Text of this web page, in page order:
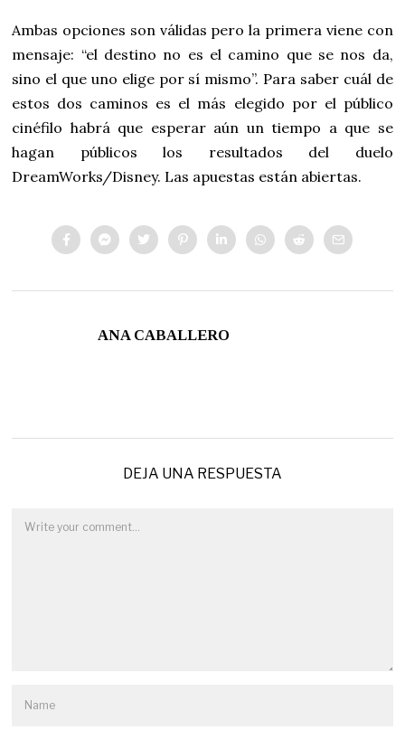
Ambas opciones son válidas pero la primera viene con
mensaje: “el destino no es el camino que se nos da,
sino el que uno elige por sí mismo”. Para saber cuál de
estos dos caminos es el más elegido por el público
cinéfilo habrá que esperar aún un tiempo a que se
hagan públicos los resultados del duelo
DreamWorks/Disney. Las apuestas están abiertas.
ANA CABALLERO
DEJA UNA RESPUESTA